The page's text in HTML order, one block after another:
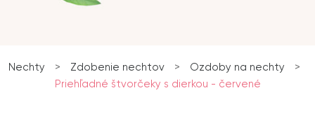
Nechty > Zdobenie nechtov > Ozdoby na nechty
>
Priehľadné štvorčeky s dierkou - červené